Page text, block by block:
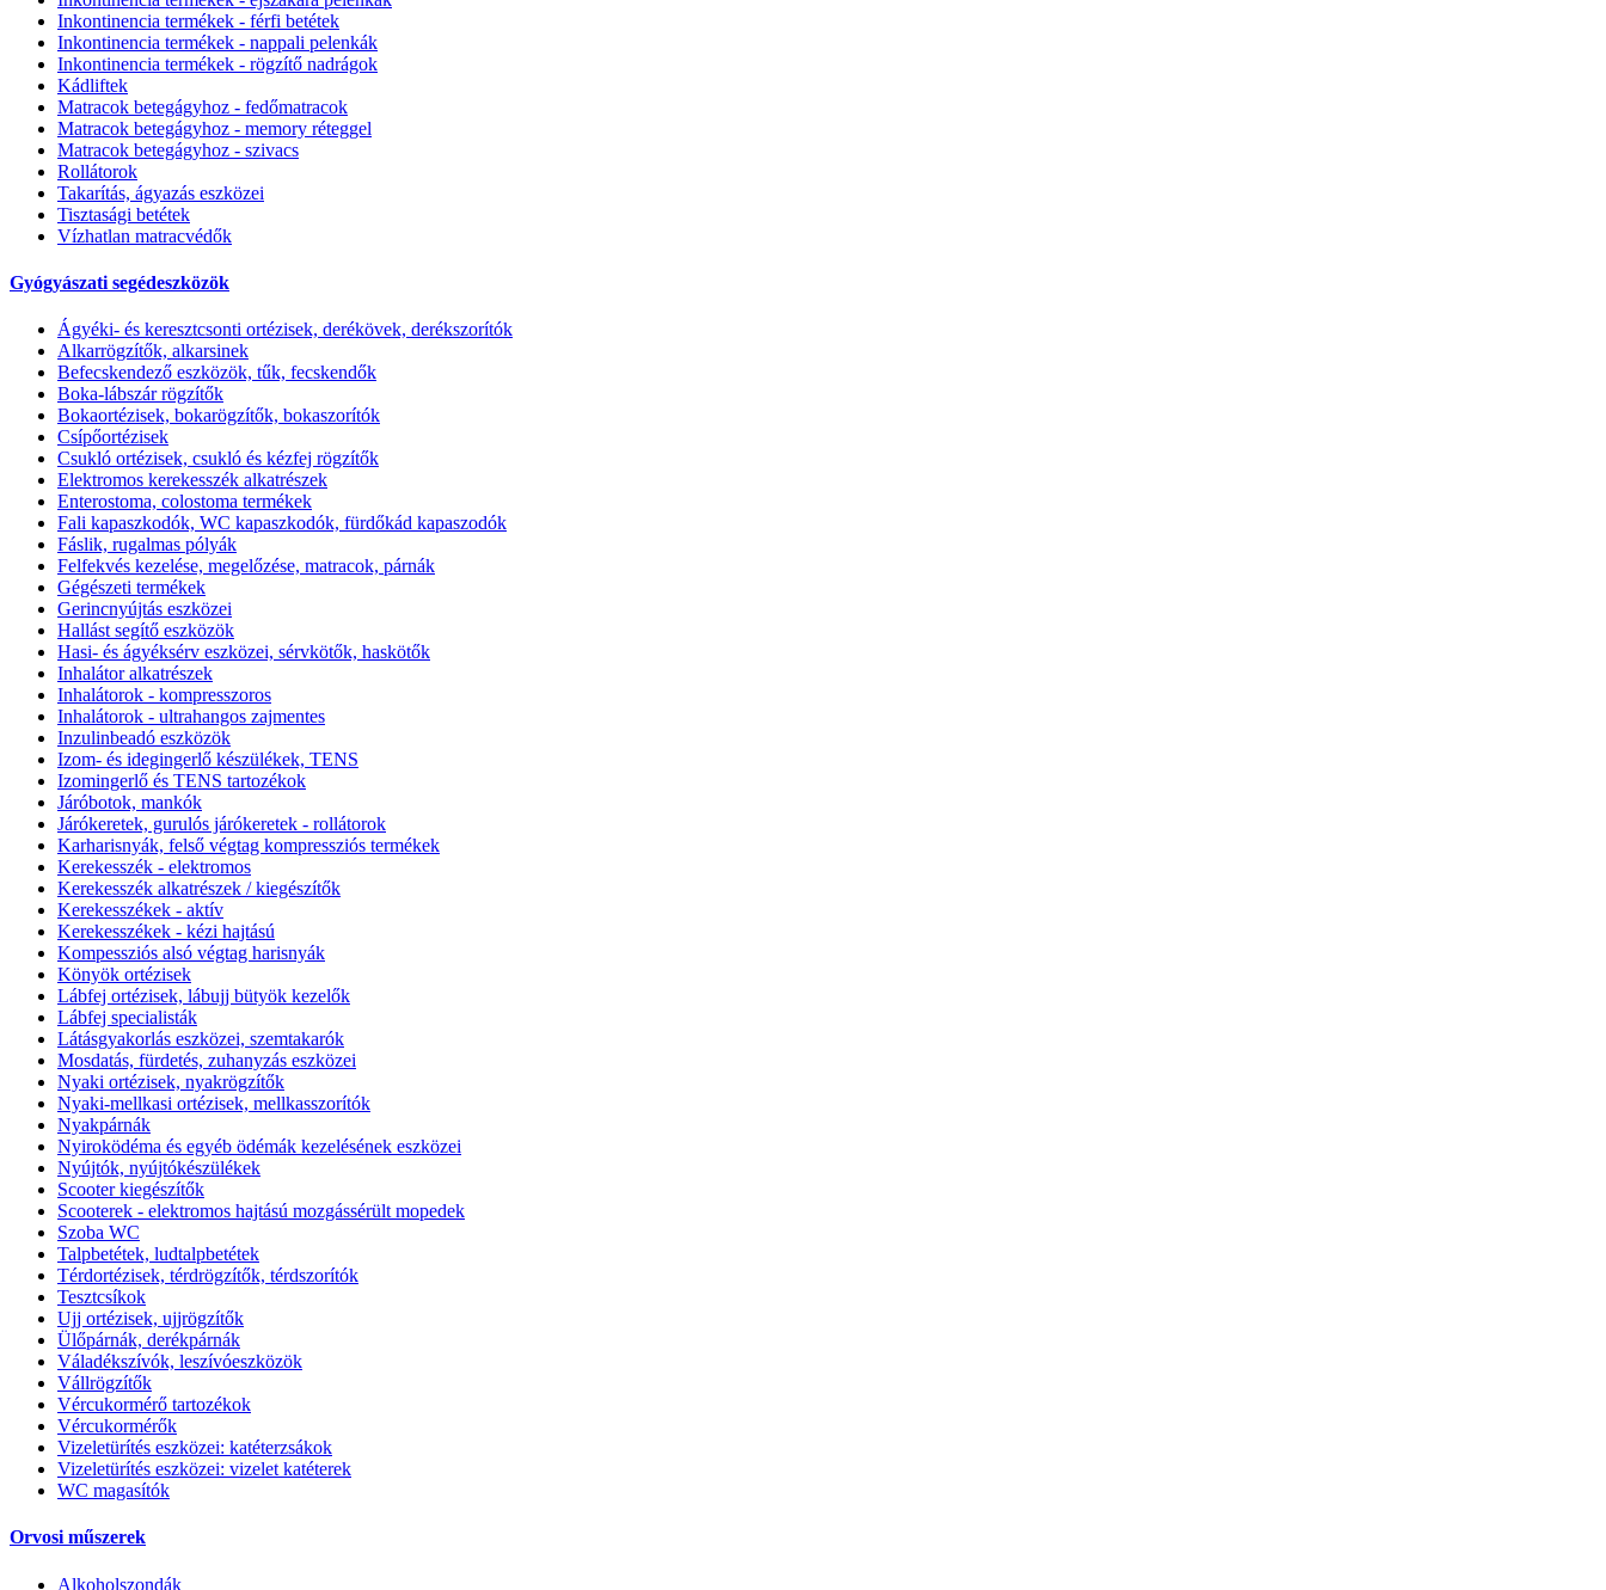
Inkontinencia termékek - férfi betétek
Inkontinencia termékek - nappali pelenkák
Inkontinencia termékek - rögzítő nadrágok
Kádliftek
Matracok betegágyhoz - fedőmatracok
Matracok betegágyhoz - memory réteggel
Matracok betegágyhoz - szivacs
Rollátorok
Takarítás, ágyazás eszközei
Tisztasági betétek
Vízhatlan matracvédők
Gyógyászati segédeszközök
Ágyéki- és keresztcsonti ortézisek, derékövek, derékszorítók
Alkarrögzítők, alkarsinek
Befecskendező eszközök, tűk, fecskendők
Boka-lábszár rögzítők
Bokaortézisek, bokarögzítők, bokaszorítók
Csípőortézisek
Csukló ortézisek, csukló és kézfej rögzítők
Elektromos kerekesszék alkatrészek
Enterostoma, colostoma termékek
Fali kapaszkodók, WC kapaszkodók, fürdőkád kapaszodók
Fáslik, rugalmas pólyák
Felfekvés kezelése, megelőzése, matracok, párnák
Gégészeti termékek
Gerincnyújtás eszközei
Hallást segítő eszközök
Hasi- és ágyéksérv eszközei, sérvkötők, haskötők
Inhalátor alkatrészek
Inhalátorok - kompresszoros
Inhalátorok - ultrahangos zajmentes
Inzulinbeadó eszközök
Izom- és idegingerlő készülékek, TENS
Izomingerlő és TENS tartozékok
Járóbotok, mankók
Járókeretek, gurulós járókeretek - rollátorok
Karharisnyák, felső végtag kompressziós termékek
Kerekesszék - elektromos
Kerekesszék alkatrészek / kiegészítők
Kerekesszékek - aktív
Kerekesszékek - kézi hajtású
Kompessziós alsó végtag harisnyák
Könyök ortézisek
Lábfej ortézisek, lábujj bütyök kezelők
Lábfej specialisták
Látásgyakorlás eszközei, szemtakarók
Mosdatás, fürdetés, zuhanyzás eszközei
Nyaki ortézisek, nyakrögzítők
Nyaki-mellkasi ortézisek, mellkasszorítók
Nyakpárnák
Nyiroködéma és egyéb ödémák kezelésének eszközei
Nyújtók, nyújtókészülékek
Scooter kiegészítők
Scooterek - elektromos hajtású mozgássérült mopedek
Szoba WC
Talpbetétek, ludtalpbetétek
Térdortézisek, térdrögzítők, térdszorítók
Tesztcsíkok
Ujj ortézisek, ujjrögzítők
Ülőpárnák, derékpárnák
Váladékszívók, leszívóeszközök
Vállrögzítők
Vércukormérő tartozékok
Vércukormérők
Vizeletürítés eszközei: katéterzsákok
Vizeletürítés eszközei: vizelet katéterek
WC magasítók
Orvosi műszerek
Alkoholszondák